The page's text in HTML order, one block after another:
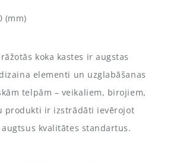
(mm)
koka kastes ir augstas
elementi un uzglabāšanas
telpām – veikaliem, birojiem,
produkti ir izstrādāti ievērojot
kvalitātes standartus.